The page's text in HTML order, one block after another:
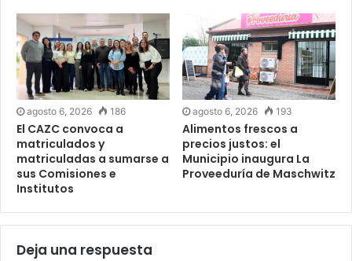
agosto 6, 2026 186
El CAZC convoca a
matriculados y
matriculadas a sumarse a
sus Comisiones e
Institutos
agosto 6, 2026 193
Alimentos frescos a
precios justos: el
Municipio inaugura La
Proveeduría de Maschwitz
Deja una respuesta